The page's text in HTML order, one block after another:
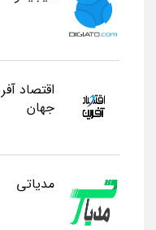
اقتصاد
جهان
مدیاتی